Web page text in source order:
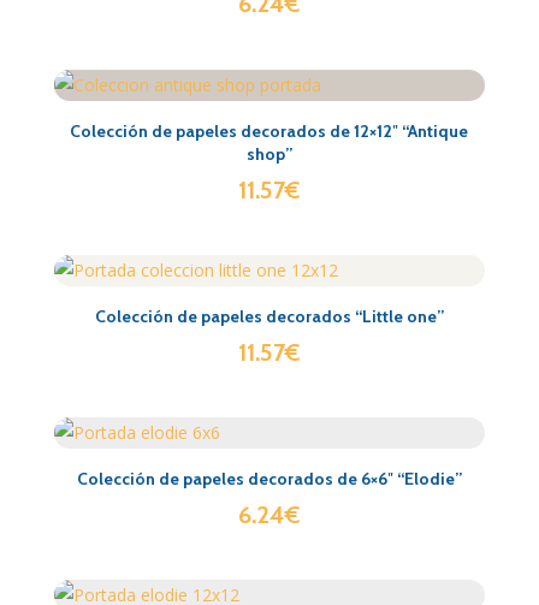
Colección de papeles decorados de 12×12″ “Antique
shop”
11.57€
Colección de papeles decorados “Little one”
11.57€
Colección de papeles decorados de 6×6″ “Elodie”
6.24€